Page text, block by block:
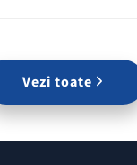
Vezi toate